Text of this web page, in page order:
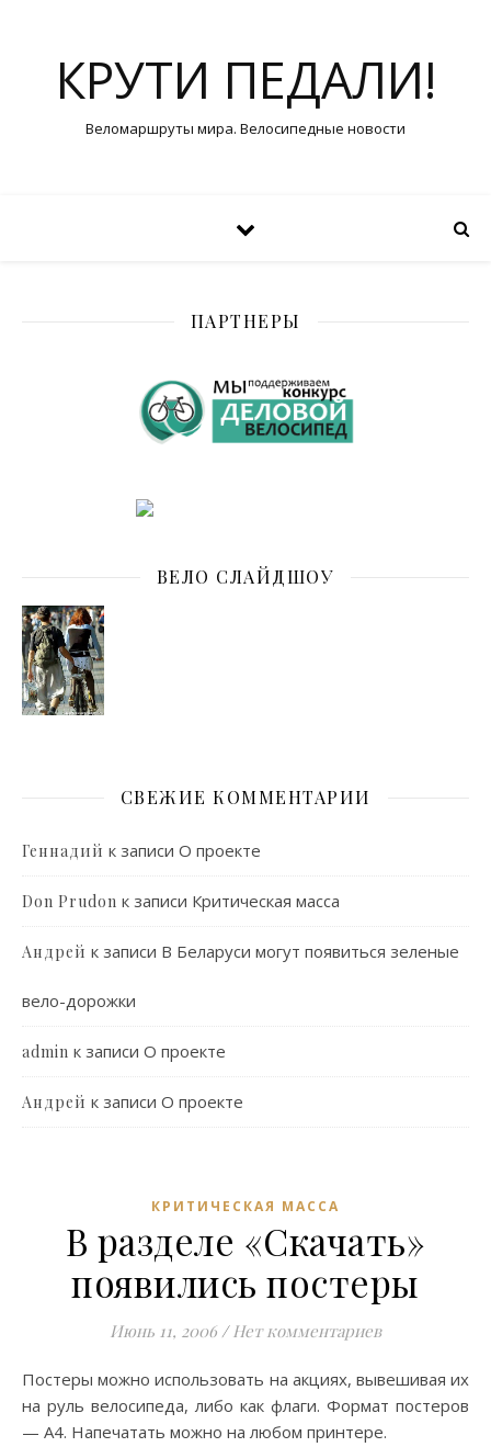
КРУТИ ПЕДАЛИ!
Веломаршруты мира. Велосипедные новости
ПАРТНЕРЫ
ВЕЛО СЛАЙДШОУ
СВЕЖИЕ КОММЕНТАРИИ
Геннадий к записи О проекте
Don Prudon к записи Критическая масса
Андрей к записи В Беларуси могут появиться зеленые
вело-дорожки
admin к записи О проекте
Андрей к записи О проекте
КРИТИЧЕСКАЯ МАССА
В разделе «Скачать»
появились постеры
Июнь 11, 2006 / Нет комментариев
Постеры можно использовать на акциях, вывешивая их
на руль велосипеда, либо как флаги. Формат постеров
— А4. Напечатать можно на любом принтере.